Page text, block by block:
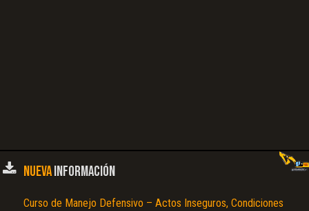
NUEVAINFORMACIÓN
Curso de Manejo Defensivo – Actos Inseguros, Condiciones